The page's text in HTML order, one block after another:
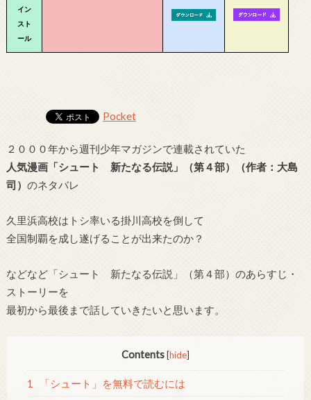
イン
スト
ール
Pocket
２０００年から週刊少年マガジンで連載されていた
人気漫画「シュート 新たなる伝説」（第４部）（作者：大島
司） のネタバレ
久里浜高校はトシ率いる掛川高校を倒して
全国制覇を成し遂げることが出来たのか？
などなど「シュート 新たなる伝説」（第４部）のあらすじ・
ストーリーを
最初から最後まで話していきたいと思います。
Contents [hide]
1 「シュート」を無料で読むには